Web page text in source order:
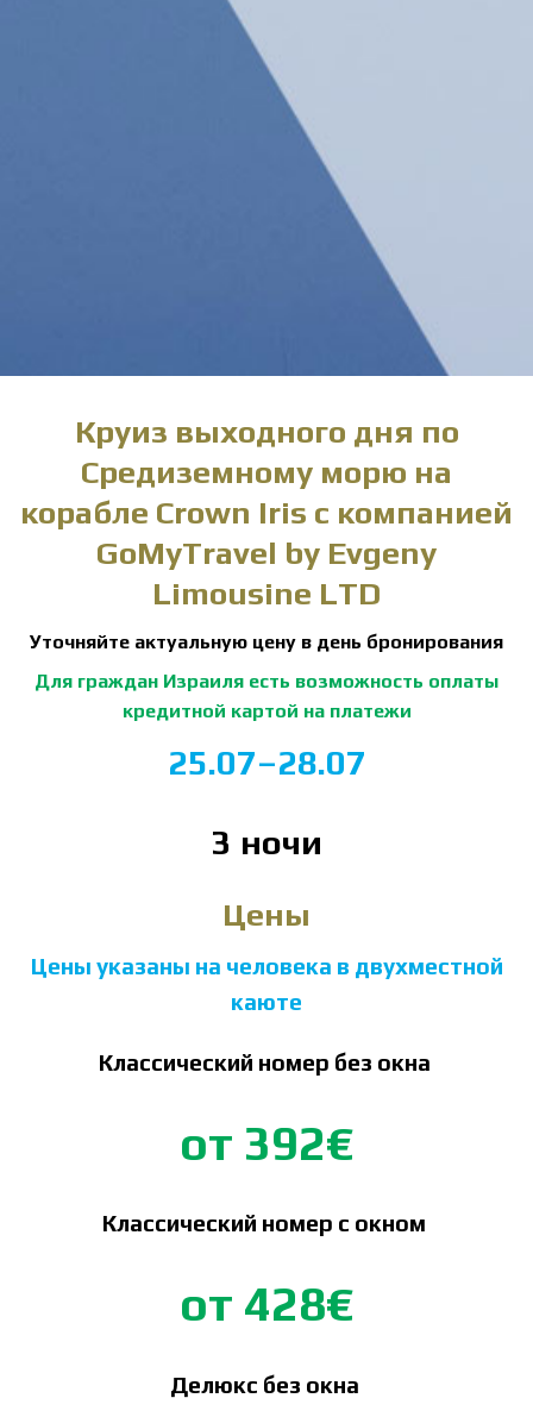
Круиз выходного дня по
Средиземному морю на
корабле Crown Iris с компанией
GoMyTravel by Evgeny
Limousine LTD
Уточняйте актуальную цену в день бронирования
Для граждан Израиля есть возможность оплаты
кредитной картой на платежи
25.07–28.07
3 ночи
Цены
Цены указаны на человека в двухместной
каюте
Классический номер без окна
от 392€
Классический номер с окном
от 428€
Делюкс без окна